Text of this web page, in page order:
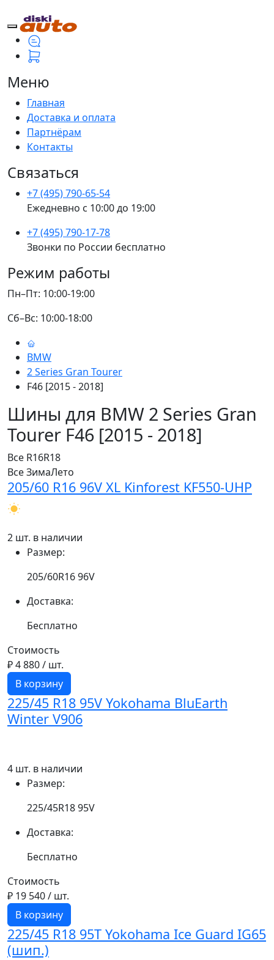
Меню
Главная
Доставка и оплата
Партнёрам
Контакты
Связаться
+7 (495) 790-65-54
Ежедневно с 10:00 до 19:00
+7 (495) 790-17-78
Звонки по России бесплатно
Режим работы
Пн–Пт: 10:00-19:00
Сб–Вс: 10:00-18:00
BMW
2 Series Gran Tourer
F46 [2015 - 2018]
Шины для BMW 2 Series Gran
Tourer F46 [2015 - 2018]
Все R16R18
ВсеЗимаЛето
205/60 R16 96V XL Kinforest KF550-UHP
2 шт. в наличии
Размер:
205/60R16 96V
Доставка:
Бесплатно
Стоимость
₽ 4 880/ шт.
В корзину
225/45 R18 95V Yokohama BluEarth
Winter V906
4 шт. в наличии
Размер:
225/45R18 95V
Доставка:
Бесплатно
Стоимость
₽ 19 540/ шт.
В корзину
225/45 R18 95T Yokohama Ice Guard IG65
(шип.)